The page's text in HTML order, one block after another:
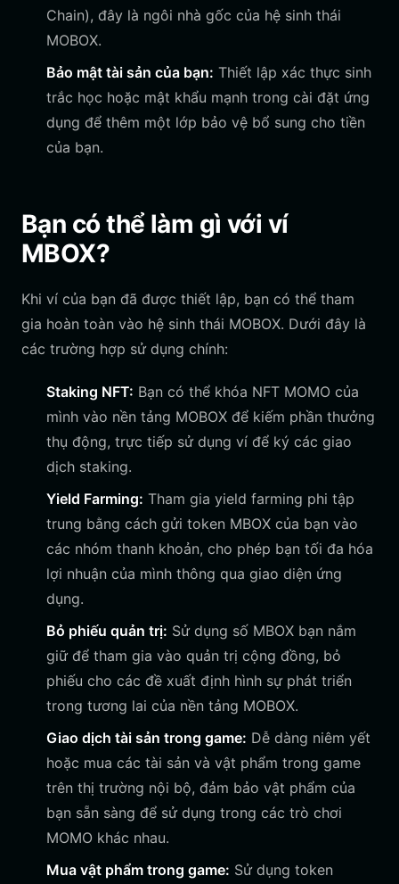
Chain), đây là ngôi nhà gốc của hệ sinh thái
MOBOX.
Bảo mật tài sản của bạn: Thiết lập xác thực sinh
trắc học hoặc mật khẩu mạnh trong cài đặt ứng
dụng để thêm một lớp bảo vệ bổ sung cho tiền
của bạn.
Bạn có thể làm gì với ví
MBOX?
Khi ví của bạn đã được thiết lập, bạn có thể tham
gia hoàn toàn vào hệ sinh thái MOBOX. Dưới đây là
các trường hợp sử dụng chính:
Staking NFT: Bạn có thể khóa NFT MOMO của
mình vào nền tảng MOBOX để kiếm phần thưởng
thụ động, trực tiếp sử dụng ví để ký các giao
dịch staking.
Yield Farming: Tham gia yield farming phi tập
trung bằng cách gửi token MBOX của bạn vào
các nhóm thanh khoản, cho phép bạn tối đa hóa
lợi nhuận của mình thông qua giao diện ứng
dụng.
Bỏ phiếu quản trị: Sử dụng số MBOX bạn nắm
giữ để tham gia vào quản trị cộng đồng, bỏ
phiếu cho các đề xuất định hình sự phát triển
trong tương lai của nền tảng MOBOX.
Giao dịch tài sản trong game: Dễ dàng niêm yết
hoặc mua các tài sản và vật phẩm trong game
trên thị trường nội bộ, đảm bảo vật phẩm của
bạn sẵn sàng để sử dụng trong các trò chơi
MOMO khác nhau.
Mua vật phẩm trong game: Sử dụng token